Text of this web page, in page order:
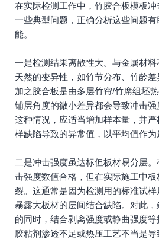
在实际检测工作中，竹胶合板模板冲
一些典型问题，正确分析这些问题
能。
一是检测结果离散性大。与金属材
天然的变异性，如竹节分布、竹龄差
加之胶合板是由多层竹帘/竹席组坯
铺层角度的微小差异都会导致冲击
这种情况，应适当增加样本量，并严
样缺陷导致的异常值，以平均值作为
二是冲击强度虽达标但板材易分层
击强度数值合格，但在实际施工中
裂。这通常是因为检测用的标准试
暴露大板材的层间结合缺陷。对此
的同时，结合剥离强度或静曲强度等
胶粘剂渗透不足或热压工艺不当是导